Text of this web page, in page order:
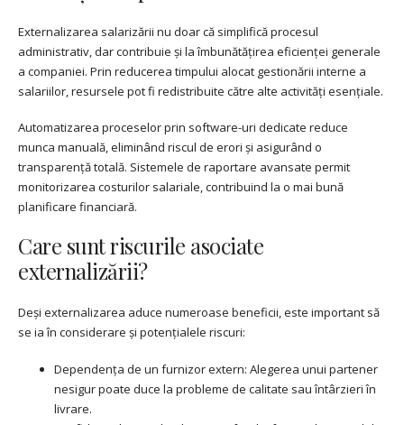
Externalizarea salarizării nu doar că simplifică procesul
administrativ, dar contribuie și la îmbunătățirea eficienței generale
a companiei. Prin reducerea timpului alocat gestionării interne a
salariilor, resursele pot fi redistribuite către alte activități esențiale.
Automatizarea proceselor prin software-uri dedicate reduce
munca manuală, eliminând riscul de erori și asigurând o
transparență totală. Sistemele de raportare avansate permit
monitorizarea costurilor salariale, contribuind la o mai bună
planificare financiară.
Care sunt riscurile asociate
externalizării?
Deși externalizarea aduce numeroase beneficii, este important să
se ia în considerare și potențialele riscuri:
Dependența de un furnizor extern: Alegerea unui partener
nesigur poate duce la probleme de calitate sau întârzieri în
livrare.